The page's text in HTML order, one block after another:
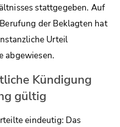
stattgegeben. Auf
der Beklagten hat
Urteil
abgewiesen.
Kündigung
gültig
eindeutig: Das